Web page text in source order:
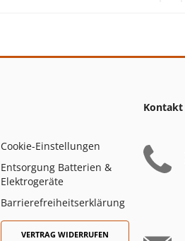
Cookie-Einstellungen
Entsorgung Batterien &
Elektrogeräte
Barrierefreiheitserklärung
VERTRAG WIDERRUFEN
Kontakt